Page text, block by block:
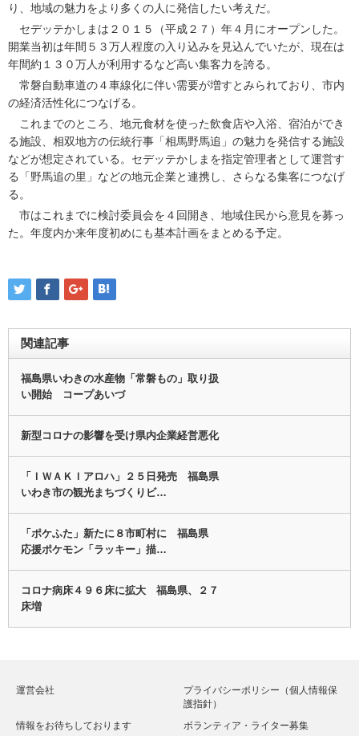
り、地域の魅力をより多くの人に発信したい考えだ。
セデッテかしまは２０１５（平成２７）年４月にオープンした。
開業当初は年間５３万人程度の入り込みを見込んでいたが、現在は
年間約１３０万人が利用するなど高い集客力を誇る。
常磐自動車道の４車線化に伴い需要が増すとみられており、市内
の経済活性化につなげる。
これまでのところ、地元食材を使った飲食店や入浴、宿泊ができ
る施設、相双地方の伝統行事「相馬野馬追」の魅力を発信する施設
などが想定されている。セデッテかしまを指定管理者として運営す
る「野馬追の里」などの地元企業と連携し、さらなる集客につなげ
る。
市はこれまでに検討委員会を４回開き、地域住民から意見を募っ
た。年度内か来年度初めにも基本計画をまとめる予定。
関連記事
福島県いわきの水産物「常磐もの」取り扱
い開始 コープあいづ
新型コロナの影響を受け県内企業経営悪化
「ＩＷＡＫＩアロハ」２５日発売 福島県
いわき市の観光まちづくりビ…
「ポケふた」新たに８市町村に 福島県
応援ポケモン「ラッキー」描…
コロナ病床４９６床に拡大 福島県、２７
床増
運営会社
プライバシーポリシー（個人情報保
護指針）
情報をお待ちしております
ボランティア・ライター募集